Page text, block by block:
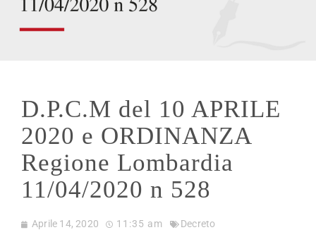
D.P.C.M del 10 APRILE
2020 e ORDINANZA
Regione Lombardia
11/04/2020 n 528
Aprile 14, 2020 11:35 am Decreto